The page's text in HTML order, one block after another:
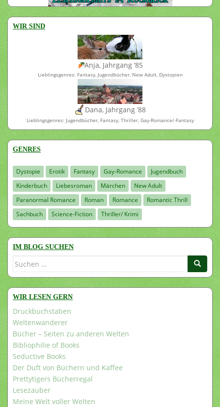
WIR SIND
Anja, Jahrgang ’85
Lieblingsgenres: Fantasy, Jugendbücher, New Adult, Dystopien
Dana, Jahrgang ’88
Lieblingsgenres: Jugendbücher, Fantasy, Thriller, Gay-Romance/-Fantasy
GENRES
Dystopie Erotik Fantasy Gay-Romance
Jugendbuch
Kinderbuch
Liebesroman Märchen
New Adult
Paranormal Romance
Roman Romance
Romantic Thrill
Sachbuch
Science-Fiction Thriller/ Krimi
IM BLOG SUCHEN
Suchen
WIR LESEN GERN
Druckbuchstaben
Weltenwanderer
Bücher – Seiten zu anderen Welten
Bibliophilie of Books
Seductive Books
Der Duft von Büchern und Kaffee
Prettytigers Bücherregal
Lesezauber
Meine Welt voller Welten